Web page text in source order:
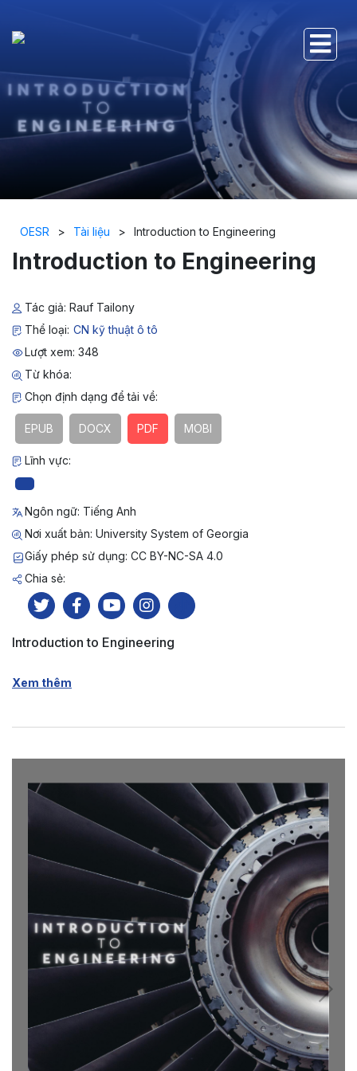
OESR > Tài liệu > Introduction to Engineering
Introduction to Engineering
Tác giả: Rauf Tailony
Thể loại: CN kỹ thuật ô tô
Lượt xem: 348
Từ khóa:
Chọn định dạng để tải về:
EPUB DOCX PDF MOBI
Lĩnh vực:
Ngôn ngữ: Tiếng Anh
Nơi xuất bản: University System of Georgia
Giấy phép sử dụng: CC BY-NC-SA 4.0
Chia sẻ:
Introduction to Engineering
Xem thêm